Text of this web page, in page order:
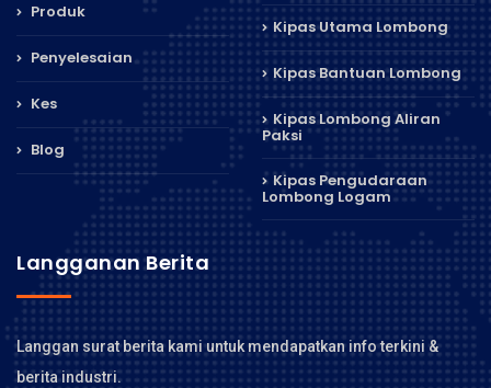
Produk
Penyelesaian
Kes
Blog
Kipas Utama Lombong
Kipas Bantuan Lombong
Kipas Lombong Aliran
Paksi
Kipas Pengudaraan
Lombong Logam
Langganan Berita
Langgan surat berita kami untuk mendapatkan info terkini &
berita industri.